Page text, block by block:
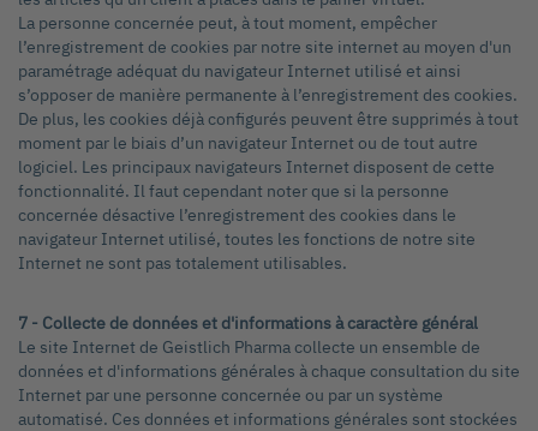
La personne concernée peut, à tout moment, empêcher
l’enregistrement de cookies par notre site internet au moyen d'un
paramétrage adéquat du navigateur Internet utilisé et ainsi
s’opposer de manière permanente à l’enregistrement des cookies.
De plus, les cookies déjà configurés peuvent être supprimés à tout
moment par le biais d’un navigateur Internet ou de tout autre
logiciel. Les principaux navigateurs Internet disposent de cette
fonctionnalité. Il faut cependant noter que si la personne
concernée désactive l’enregistrement des cookies dans le
navigateur Internet utilisé, toutes les fonctions de notre site
Internet ne sont pas totalement utilisables.
7 - Collecte de données et d'informations à caractère général
Le site Internet de Geistlich Pharma collecte un ensemble de
données et d'informations générales à chaque consultation du site
Internet par une personne concernée ou par un système
automatisé. Ces données et informations générales sont stockées